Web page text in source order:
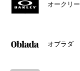
オークリー
オブラダ